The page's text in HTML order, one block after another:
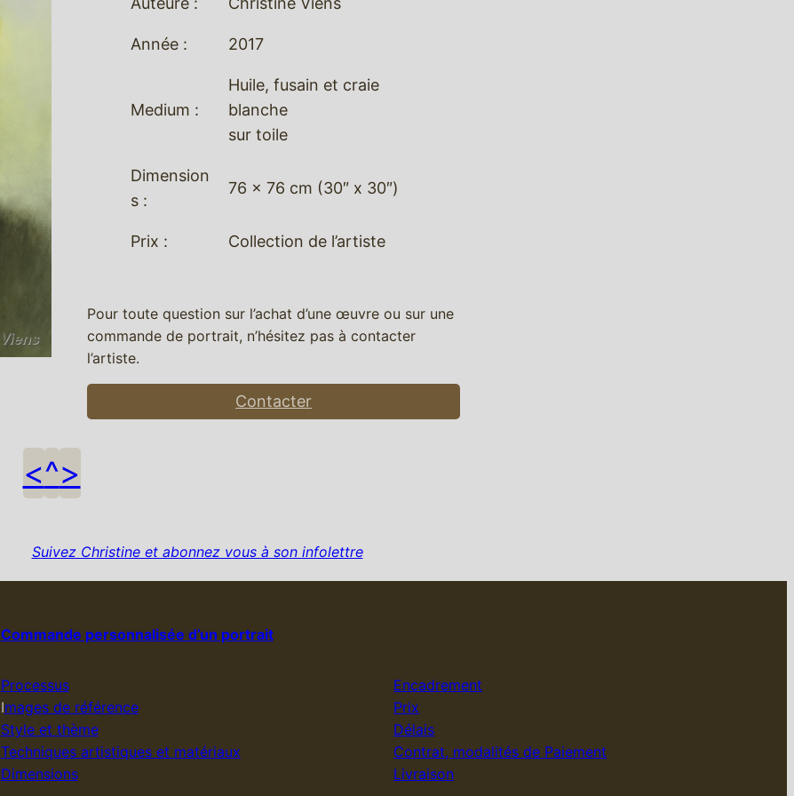
Année : 2017
Medium :
Huile, fusain et craie
blanche
sur toile
Dimension
s :
76 x 76 cm (30″ x 30″)
Prix : Collection de l’artiste
Pour toute question sur l’achat d’une œuvre ou sur une
commande de portrait, n’hésitez pas à contacter
l’artiste.
Contacter
<^>
Suivez Christine et abonnez vous à son infolettre
Commande personnalisée d’un portrait
Processus
Images de référence
Style et thème
Techniques artistiques et matériaux
Dimensions
Encadrement
Prix
Délais
Contrat, modalités de Paiement
Livraison